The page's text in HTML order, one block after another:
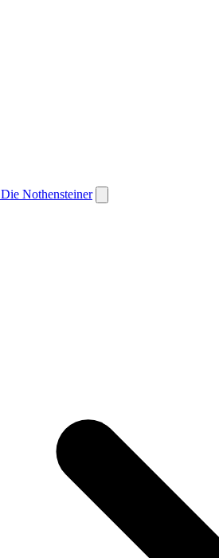
Die Nothensteiner